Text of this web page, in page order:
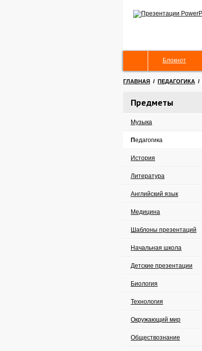
Блокнот
ГЛАВНАЯ / ПЕДАГОГИКА /
Предметы
Музыка
Педагогика
История
Литература
Английский язык
Медицина
Шаблоны презентаций
Начальная школа
Детские презентации
Биология
Технология
Окружающий мир
Обществознание